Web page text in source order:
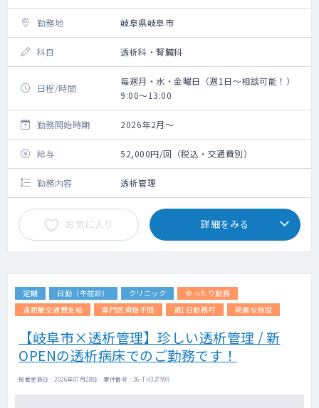
勤務地 岐阜県岐阜市
科目 透析科・腎臓科
日程/時間
毎週月・水・金曜日（週1日～相談可能！）
9:00～13:00
勤務開始時期 2026年2月～
給与 52,000円/回（税込・交通費別）
勤務内容 透析管理
お気に入り 詳細をみる
定期 日勤（午前診） クリニック
ゆったり勤務
遠距離交通費支給
専門医資格不問 週1日勤務可 綺麗な施設
【岐阜市×透析管理】珍しい透析管理 / 新
OPENの透析病床でのご勤務です！
掲載更新日 : 2026年07月28日 案件番号 : 26-TH327599